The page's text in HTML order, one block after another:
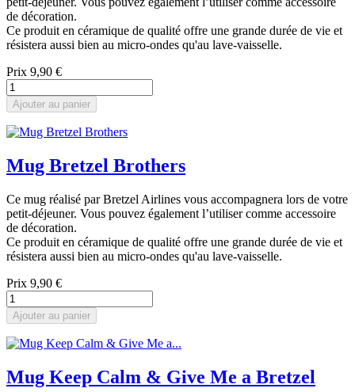
de décoration.
Ce produit en céramique de qualité offre une grande durée de vie et
résistera aussi bien au micro-ondes qu'au lave-vaisselle.
Prix 9,90 €
Ajouter au panier
Mug Bretzel Brothers
Ce mug réalisé par Bretzel Airlines vous accompagnera lors de votre
petit-déjeuner. Vous pouvez également l’utiliser comme accessoire
de décoration.
Ce produit en céramique de qualité offre une grande durée de vie et
résistera aussi bien au micro-ondes qu'au lave-vaisselle.
Prix 9,90 €
Ajouter au panier
Mug Keep Calm & Give Me a Bretzel